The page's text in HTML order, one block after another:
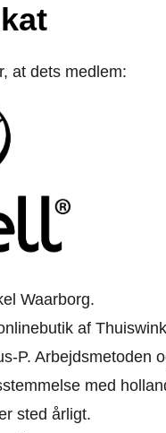
at dets medlem:
Waarborg.
af
P. Arbejdsmetoden
med
sted årligt.